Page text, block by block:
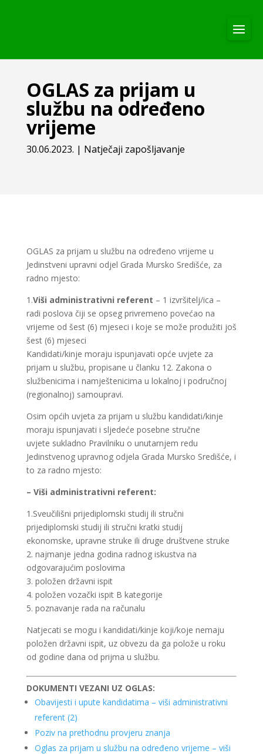
OGLAS za prijam u
službu na određeno
vrijeme
30.06.2023. | Natječaji zapošljavanje
OGLAS za prijam u službu na određeno vrijeme u
Jedinstveni upravni odjel Grada Mursko Središće, za
radno mjesto:
1.Viši administrativni referent – 1 izvršitelj/ica –
radi poslova čiji se opseg privremeno povećao na
vrijeme od šest (6) mjeseci i koje se može produžiti još
šest (6) mjeseci
Kandidati/kinje moraju ispunjavati opće uvjete za
prijam u službu, propisane u članku 12. Zakona o
službenicima i namještenicima u lokalnoj i područnoj
(regionalnoj) samoupravi.
Osim općih uvjeta za prijam u službu kandidati/kinje
moraju ispunjavati i sljedeće posebne stručne
uvjete sukladno Pravilniku o unutarnjem redu
Jedinstvenog upravnog odjela Grada Mursko Središće, i
to za radno mjesto:
– Viši administrativni referent:
1.Sveučilišni prijediplomski studij ili stručni
prijediplomski studij ili stručni kratki studij
ekonomske, upravne struke ili druge društvene struke
2. najmanje jedna godina radnog iskustva na
odgovarajućim poslovima
3. položen državni ispit
4. položen vozački ispit B kategorije
5. poznavanje rada na računalu
Natjecati se mogu i kandidati/kinje koji/koje nemaju
položen državni ispit, uz obvezu da ga polože u roku
od godine dana od prijma u službu.
DOKUMENTI VEZANI UZ OGLAS:
Obavijesti i upute kandidatima – viši administrativni
referent (2)
Poziv na prethodnu provjeru znanja
Oglas za prijam u službu na određeno vrijeme – viši